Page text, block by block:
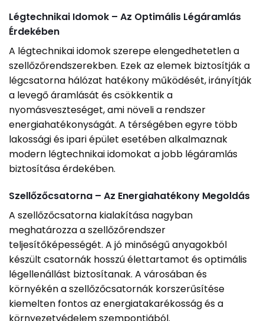
Légtechnikai Idomok – Az Optimális Légáramlás
Érdekében
A légtechnikai idomok szerepe elengedhetetlen a
szellőzőrendszerekben. Ezek az elemek biztosítják a
légcsatorna hálózat hatékony működését, irányítják
a levegő áramlását és csökkentik a
nyomásveszteséget, ami növeli a rendszer
energiahatékonyságát. A térségében egyre több
lakossági és ipari épület esetében alkalmaznak
modern légtechnikai idomokat a jobb légáramlás
biztosítása érdekében.
Szellőzőcsatorna – Az Energiahatékony Megoldás
A szellőzőcsatorna kialakítása nagyban
meghatározza a szellőzőrendszer
teljesítőképességét. A jó minőségű anyagokból
készült csatornák hosszú élettartamot és optimális
légellenállást biztosítanak. A városában és
környékén a szellőzőcsatornák korszerűsítése
kiemelten fontos az energiatakarékosság és a
környezetvédelem szempontjából.